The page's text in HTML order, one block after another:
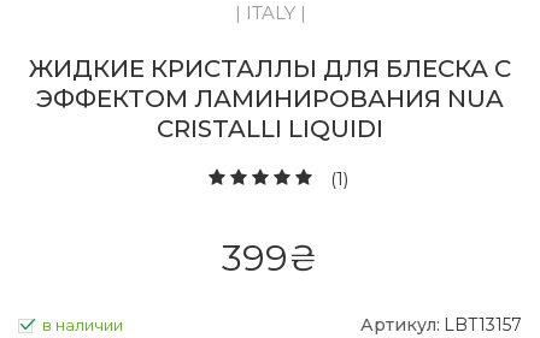
| ITALY |
ЖИДКИЕ КРИСТАЛЛЫ ДЛЯ БЛЕСКА С
ЭФФЕКТОМ ЛАМИНИРОВАНИЯ NUA
CRISTALLI LIQUIDI
(1)
399₴
в наличии Артикул: LBT13157